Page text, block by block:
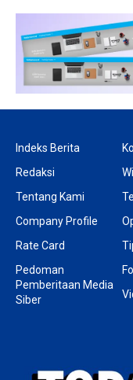
Indeks Berita
Redaksi
Tentang Kami
Company Profile
Rate Card
Pedoman
Pemberitaan Media
Siber